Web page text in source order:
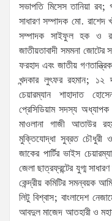
সভাপতি মিসেস তানিয়া
সাধারণ সম্পাদক মো. রাশেদ
সম্পাদক সাইফুল হক ও
জাতীয়তাবাদী সমমনা
ফরহাদ এবং জাতীয়
খন্দকার লুৎফর রহমান; ১২
চেয়ারম্যান শাহাদাত
প্রেসিডিয়াম সদস্য
মাওলানা গাজী আতাউর
মুক্তিযোদ্ধা সুব্রত চৌধুরী
জাকের পার্টির ভাইস
জেলা ছাত্রফ্রন্টের যুগ্ম
কেন্দ্রীয় কমিটির সমন্বয়ক
লিটু বিশ্বাস; বাংলাদেশ
আবদুল মাজেদ আতহারী ও